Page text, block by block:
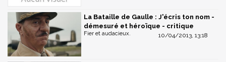
La Bataille de Gaulle : J'écris ton nom -
démesuré et héroïque - critique
10/04/2013, 13:18
Fier et audacieux.